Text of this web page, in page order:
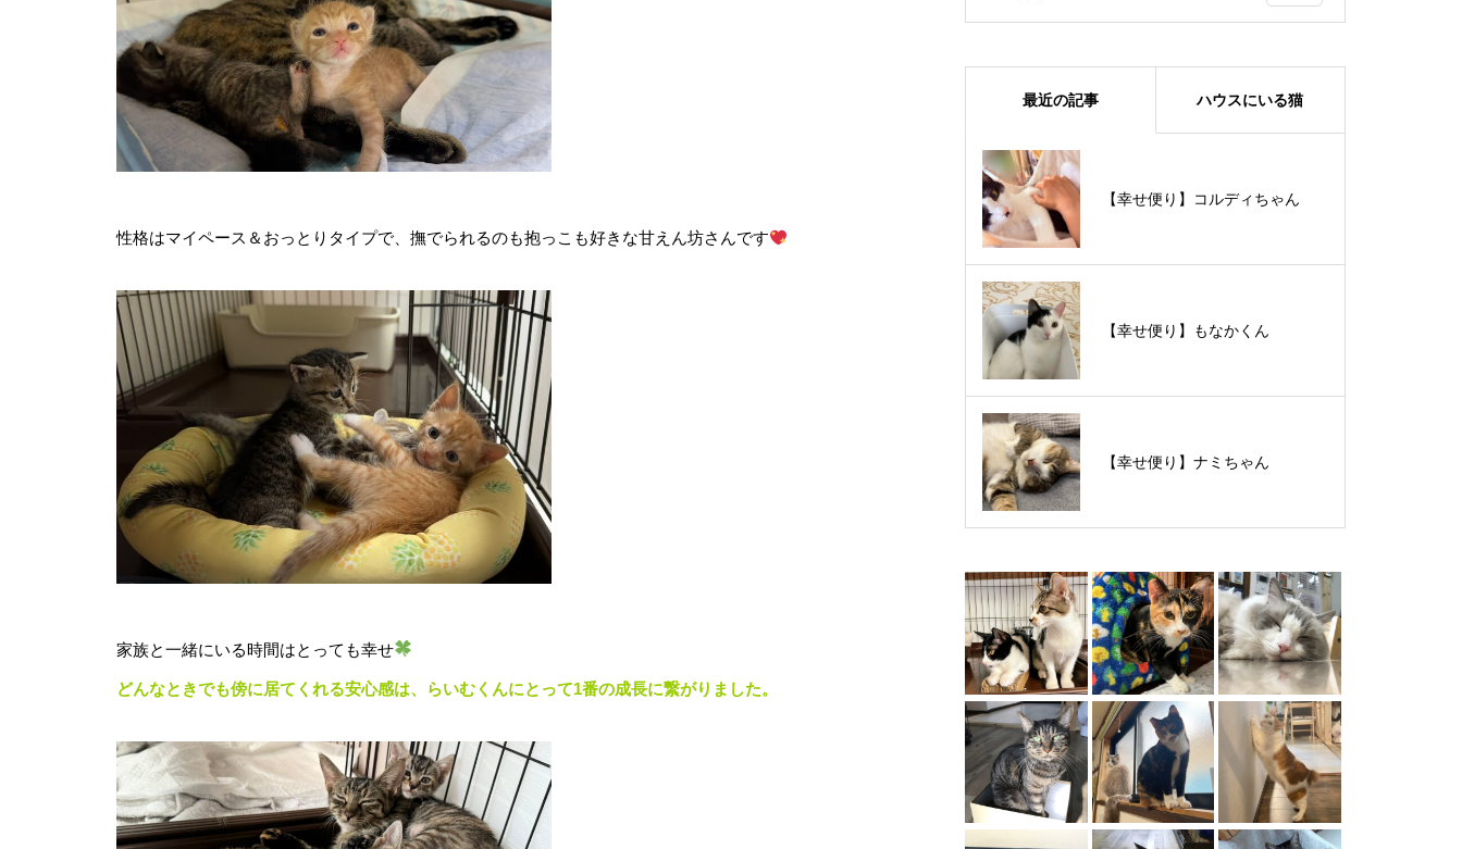
性格はマイペース＆おっとりタイプで、撫でられるのも抱っこも好きな甘えん坊さんです
家族と一緒にいる時間はとっても幸せ
どんなときでも傍に居てくれる安心感は、らいむくんにとって1番の成長に繋がりました。
最近の記事 ハウスにいる猫
【幸せ便り】コルディちゃん
【幸せ便り】もなかくん
【幸せ便り】ナミちゃん
【里親様募集中】メメちゃん
【里親様募集中】スンスンちゃん
【里親様募集中】タルトくん